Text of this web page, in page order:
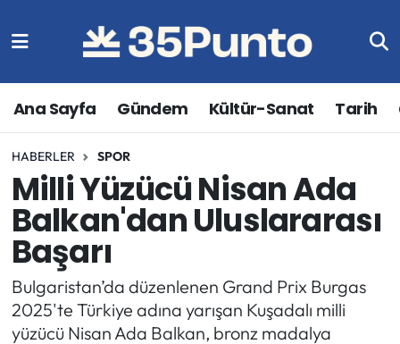
Ana Sayfa Gündem Kültür-Sanat Tarih
HABERLER SPOR
Milli Yüzücü Nisan Ada
Balkan'dan Uluslararası
Başarı
Bulgaristan’da düzenlenen Grand Prix Burgas
2025'te Türkiye adına yarışan Kuşadalı milli
yüzücü Nisan Ada Balkan, bronz madalya